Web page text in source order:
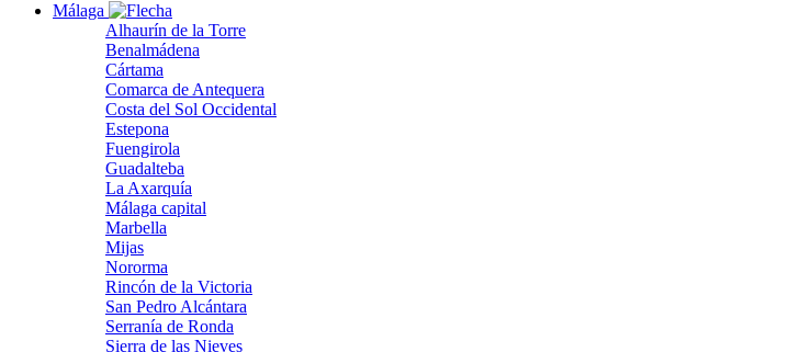
Málaga
Alhaurín de la Torre
Benalmádena
Cártama
Comarca de Antequera
Costa del Sol Occidental
Estepona
Fuengirola
Guadalteba
La Axarquía
Málaga capital
Marbella
Mijas
Nororma
Rincón de la Victoria
San Pedro Alcántara
Serranía de Ronda
Sierra de las Nieves